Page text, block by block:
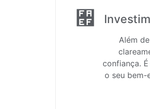
Além
confiança.
o seu bem-